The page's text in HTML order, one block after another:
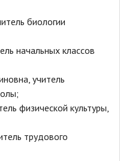
биологии
начальных классов
учитель
физической культуры,
трудового